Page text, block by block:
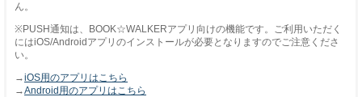
ん。
※PUSH通知は、BOOK☆WALKERアプリ向けの機能です。ご利用いただく
にはiOS/Androidアプリのインストールが必要となりますのでご注意くださ
い。
→iOS用のアプリはこちら
→Android用のアプリはこちら